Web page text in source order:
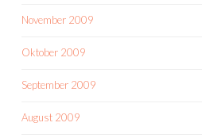
November 2009
Oktober 2009
September 2009
August 2009